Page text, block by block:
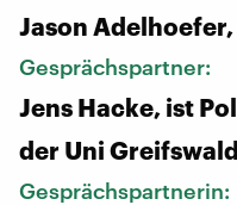
Jason
Gesprächspartner:
Jens Hacke, ist
der Uni Greifswald
Gesprächspartnerin: